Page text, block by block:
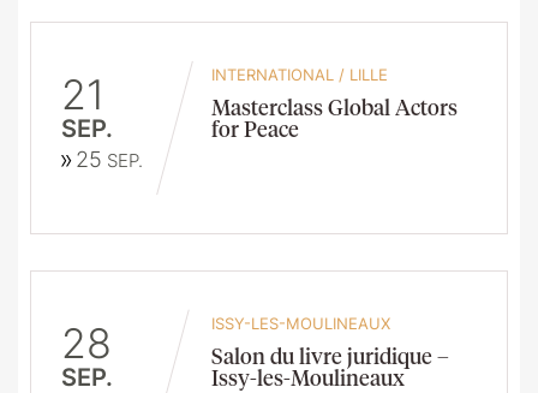
21
SEP.
25 SEP.
INTERNATIONAL / LILLE
Masterclass Global Actors
for Peace
28
SEP.
ISSY-LES-MOULINEAUX
Salon du livre juridique –
Issy-les-Moulineaux